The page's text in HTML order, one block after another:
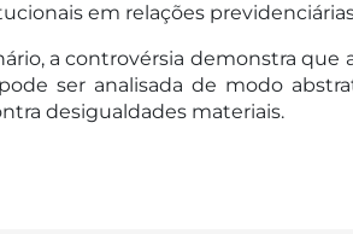
em relações
a controvérsia demonstra
ser analisada de modo
desigualdades materiais.